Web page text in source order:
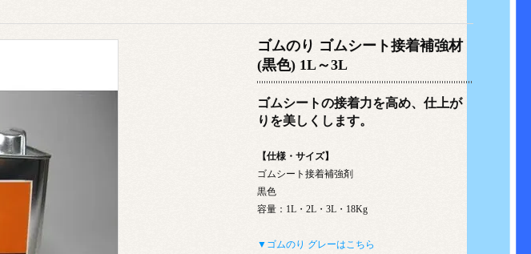
ゴムのり ゴムシート接着補強材
(黒色) 1L～3L
ゴムシートの接着力を高め、仕上が
りを美しくします。
【仕様・サイズ】
ゴムシート接着補強剤
黒色
容量：1L・2L・3L・18Kg
▼ゴムのり グレーはこちら